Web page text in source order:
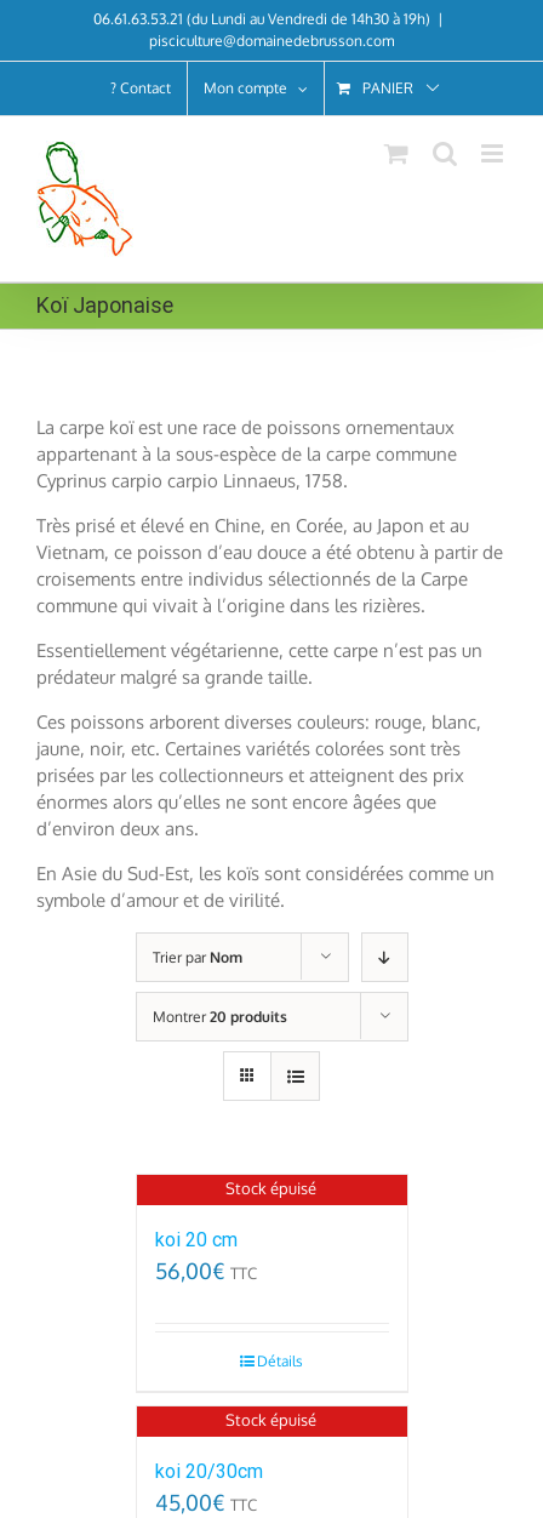
content
06.61.63.53.21 (du Lundi au Vendredi de 14h30 à 19h) |
pisciculture@domainedebrusson.com
? Contact Mon compte PANIER
Koï Japonaise
La carpe koï est une race de poissons ornementaux
appartenant à la sous-espèce de la carpe commune
Cyprinus carpio carpio Linnaeus, 1758.
Très prisé et élevé en Chine, en Corée, au Japon et au
Vietnam, ce poisson d’eau douce a été obtenu à partir de
croisements entre individus sélectionnés de la Carpe
commune qui vivait à l’origine dans les rizières.
Essentiellement végétarienne, cette carpe n’est pas un
prédateur malgré sa grande taille.
Ces poissons arborent diverses couleurs: rouge, blanc,
jaune, noir, etc. Certaines variétés colorées sont très
prisées par les collectionneurs et atteignent des prix
énormes alors qu’elles ne sont encore âgées que
d’environ deux ans.
En Asie du Sud-Est, les koïs sont considérées comme un
symbole d’amour et de virilité.
Trier par Nom
Montrer 20 produits
Stock épuisé
koi 20 cm
56,00€ TTC
Détails
Stock épuisé
koi 20/30cm
45,00€ TTC